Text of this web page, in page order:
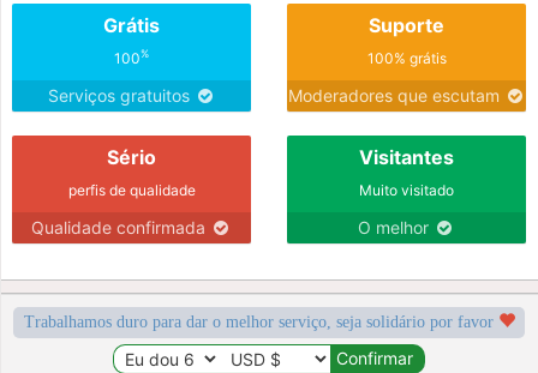
Grátis
100%
Serviços gratuitos
Suporte
100% grátis
Moderadores que escutam
Sério
perfis de qualidade
Qualidade confirmada
Visitantes
Muito visitado
O melhor
Trabalhamos duro para dar o melhor serviço, seja solidário por favor